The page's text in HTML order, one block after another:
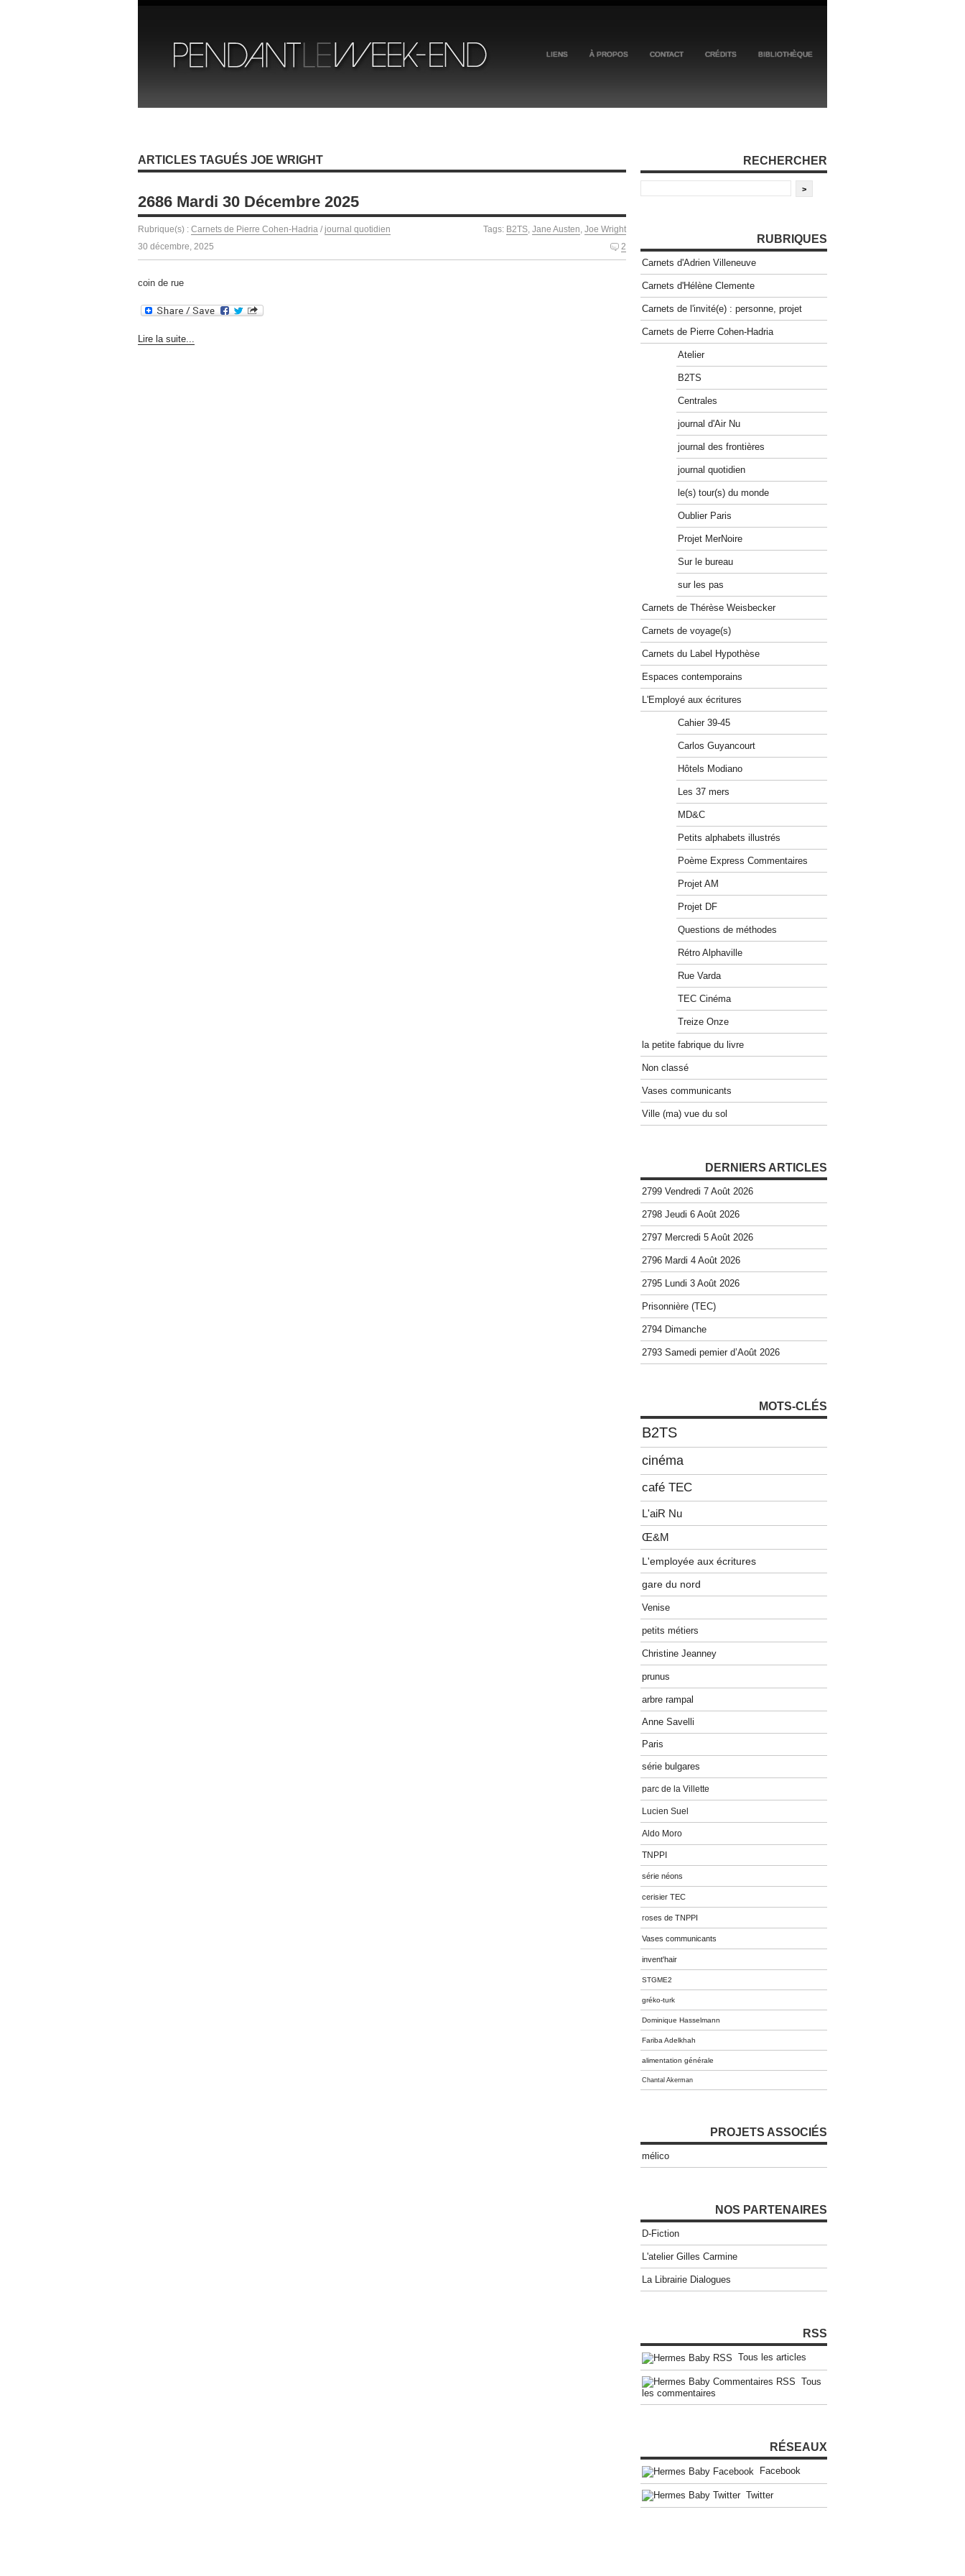
LIENS À PROPOS CONTACT CRÉDITS BIBLIOTHÈQUE
ARTICLES TAGUÉS JOE WRIGHT
2686 Mardi 30 Décembre 2025
Rubrique(s) : Carnets de Pierre Cohen-Hadria / journal quotidien Tags: B2TS, Jane Austen, Joe Wright
30 décembre, 2025
2
coin de rue
Lire la suite...
RECHERCHER
RUBRIQUES
Carnets d'Adrien Villeneuve
Carnets d'Hélène Clemente
Carnets de l'invité(e) : personne, projet
Carnets de Pierre Cohen-Hadria
Atelier
B2TS
Centrales
journal d'Air Nu
journal des frontières
journal quotidien
le(s) tour(s) du monde
Oublier Paris
Projet MerNoire
Sur le bureau
sur les pas
Carnets de Thérèse Weisbecker
Carnets de voyage(s)
Carnets du Label Hypothèse
Espaces contemporains
L'Employé aux écritures
Cahier 39-45
Carlos Guyancourt
Hôtels Modiano
Les 37 mers
MD&C
Petits alphabets illustrés
Poème Express Commentaires
Projet AM
Projet DF
Questions de méthodes
Rétro Alphaville
Rue Varda
TEC Cinéma
Treize Onze
la petite fabrique du livre
Non classé
Vases communicants
Ville (ma) vue du sol
DERNIERS ARTICLES
2799 Vendredi 7 Août 2026
2798 Jeudi 6 Août 2026
2797 Mercredi 5 Août 2026
2796 Mardi 4 Août 2026
2795 Lundi 3 Août 2026
Prisonnière (TEC)
2794 Dimanche
2793 Samedi pemier d’Août 2026
MOTS-CLÉS
B2TS
cinéma
café TEC
L'aiR Nu
Œ&M
L'employée aux écritures
gare du nord
Venise
petits métiers
Christine Jeanney
prunus
arbre rampal
Anne Savelli
Paris
série bulgares
parc de la Villette
Lucien Suel
Aldo Moro
TNPPI
série néons
cerisier TEC
roses de TNPPI
Vases communicants
invent'hair
STGME2
gréko-turk
Dominique Hasselmann
Fariba Adelkhah
alimentation générale
Chantal Akerman
PROJETS ASSOCIÉS
mélico
NOS PARTENAIRES
D-Fiction
L'atelier Gilles Carmine
La Librairie Dialogues
RSS
Tous les articles
Tous
les commentaires
RÉSEAUX
Facebook
Twitter